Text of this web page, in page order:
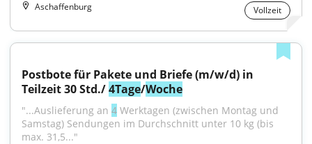
Aschaffenburg Vollzeit
Postbote für Pakete und Briefe (m/w/d) in
Teilzeit 30 Std./ 4Tage/Woche
"...Auslieferung an 4 Werktagen (zwischen Montag und
Samstag) Sendungen im Durchschnitt unter 10 kg (bis
max. 31,5..."